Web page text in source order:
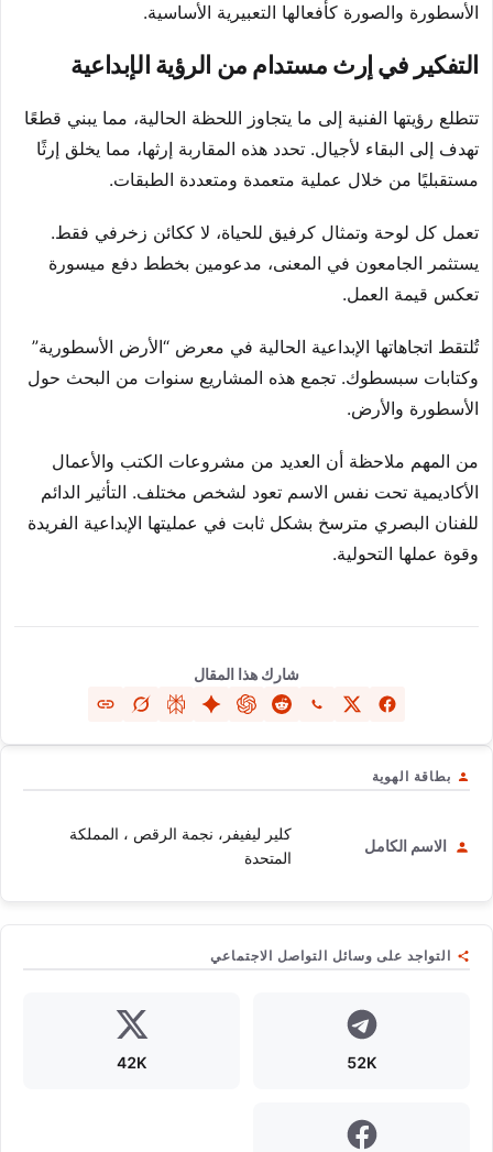
الأسطورة والصورة كأفعالها التعبيرية الأساسية.
التفكير في إرث مستدام من الرؤية الإبداعية
تتطلع رؤيتها الفنية إلى ما يتجاوز اللحظة الحالية، مما يبني قطعًا
تهدف إلى البقاء لأجيال. تحدد هذه المقاربة إرثها، مما يخلق إرثًا
مستقبليًا من خلال عملية متعمدة ومتعددة الطبقات.
تعمل كل لوحة وتمثال كرفيق للحياة، لا ككائن زخرفي فقط.
يستثمر الجامعون في المعنى، مدعومين بخطط دفع ميسورة
تعكس قيمة العمل.
تُلتقط اتجاهاتها الإبداعية الحالية في معرض “الأرض الأسطورية”
وكتابات سبسطوك. تجمع هذه المشاريع سنوات من البحث حول
الأسطورة والأرض.
من المهم ملاحظة أن العديد من مشروعات الكتب والأعمال
الأكاديمية تحت نفس الاسم تعود لشخص مختلف. التأثير الدائم
للفنان البصري مترسخ بشكل ثابت في عمليتها الإبداعية الفريدة
وقوة عملها التحولية.
شارك هذا المقال
بطاقة الهوية
الاسم الكامل
كلير ليفيفر، نجمة الرقص ، المملكة
المتحدة
التواجد على وسائل التواصل الاجتماعي
52K
42K